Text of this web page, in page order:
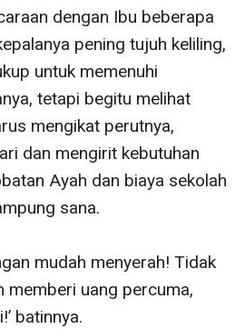
kebahagiaan untuk Pak
yang saya berikan?”
belum usai dengan masa
berjuang menempati hatinya,
sebab di hatinya masih
Amira Salvia harusnya
sejak bekerja dengan seorang
hatinya, hingga mudah
jatuh hati secara diam-
wanita di masa lalu, hidup